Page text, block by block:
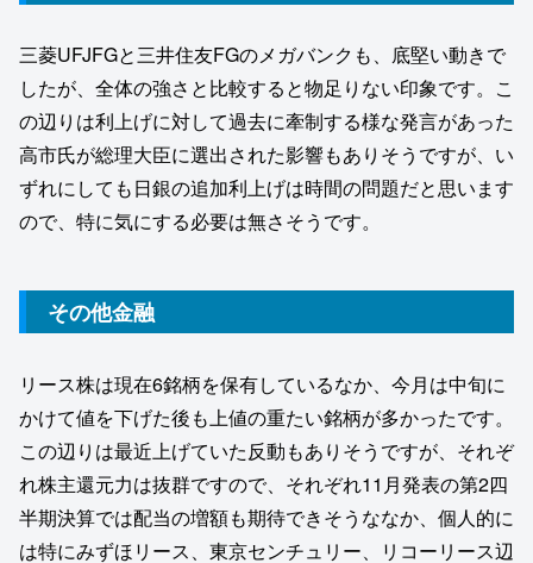
三菱UFJFGと三井住友FGのメガバンクも、底堅い動きで
したが、全体の強さと比較すると物足りない印象です。こ
の辺りは利上げに対して過去に牽制する様な発言があった
高市氏が総理大臣に選出された影響もありそうですが、い
ずれにしても日銀の追加利上げは時間の問題だと思います
ので、特に気にする必要は無さそうです。
その他金融
リース株は現在6銘柄を保有しているなか、今月は中旬に
かけて値を下げた後も上値の重たい銘柄が多かったです。
この辺りは最近上げていた反動もありそうですが、それぞ
れ株主還元力は抜群ですので、それぞれ11月発表の第2四
半期決算では配当の増額も期待できそうななか、個人的に
は特にみずほリース、東京センチュリー、リコーリース辺